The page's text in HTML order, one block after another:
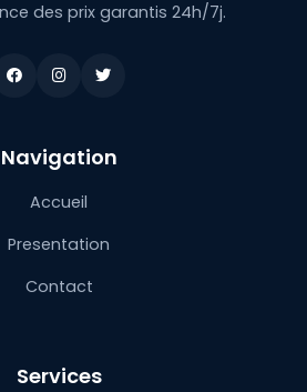
des prix garantis 24h/7j.
Navigation
Accueil
Presentation
Contact
Services